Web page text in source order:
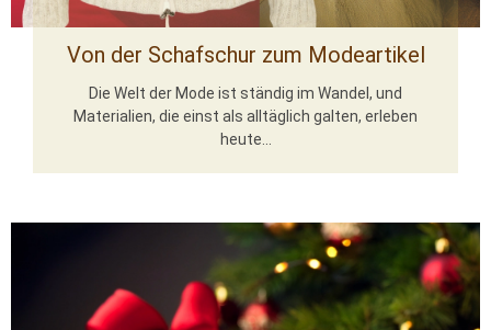
Von der Schafschur zum Modeartikel
Die Welt der Mode ist ständig im Wandel, und
Materialien, die einst als alltäglich galten, erleben
heute...